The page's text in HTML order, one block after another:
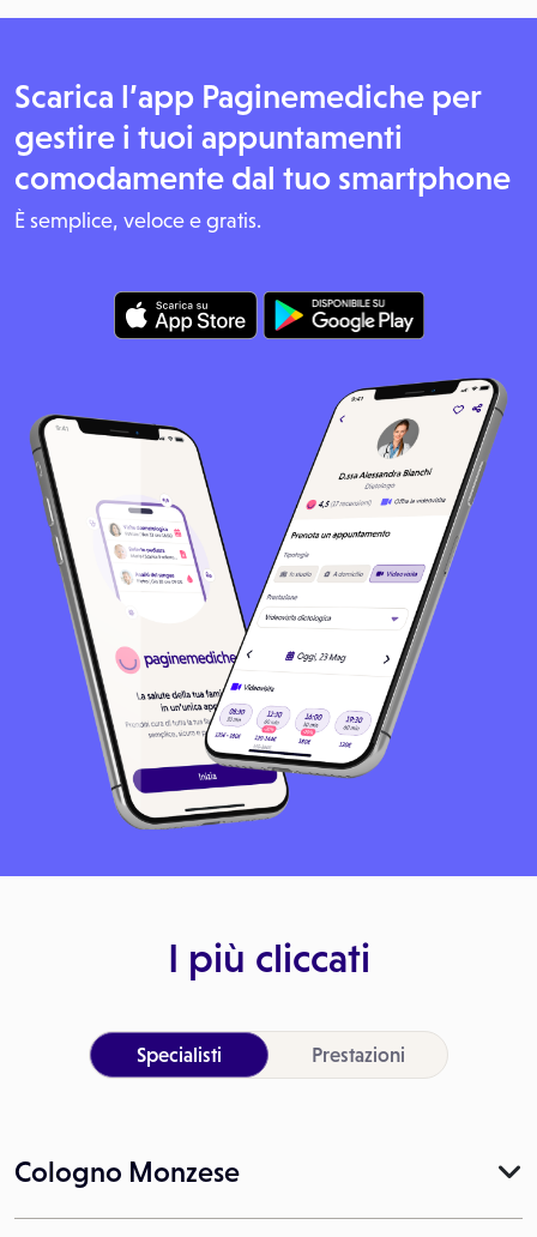
Scarica l’app Paginemediche per
gestire i tuoi appuntamenti
comodamente dal tuo smartphone
È semplice, veloce e gratis.
I più cliccati
Specialisti Prestazioni
Cologno Monzese